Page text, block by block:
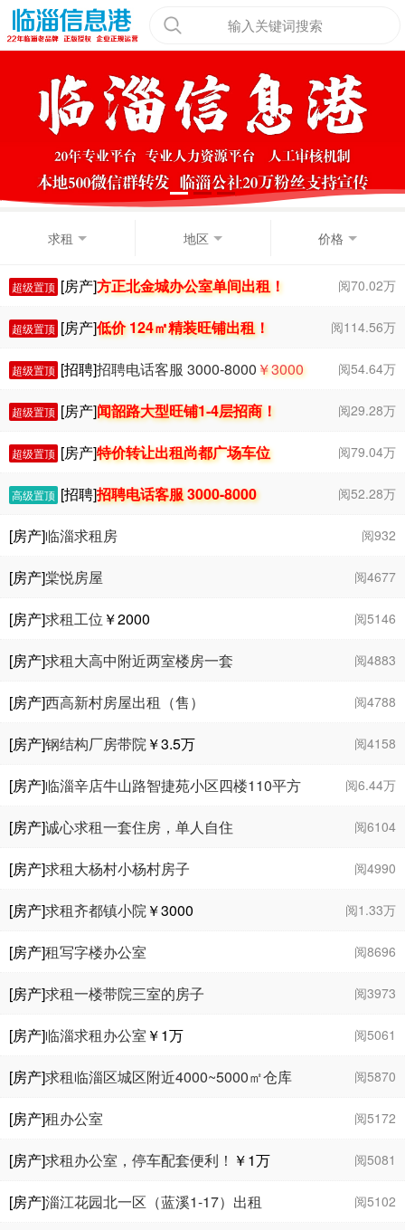
输入关键词搜索
求租 地区 价格
阅70.02万
超级置顶 [房产]方正北金城办公室单间出租！
阅114.56万
超级置顶 [房产]低价 124㎡精装旺铺出租！
阅54.64万
超级置顶 [招聘]招聘电话客服 3000-8000 ￥3000
- 7000
阅29.28万
超级置顶 [房产]闻韶路大型旺铺1-4层招商！
阅79.04万
超级置顶 [房产]特价转让出租尚都广场车位
阅52.28万
高级置顶 [招聘]招聘电话客服 3000-8000
阅932
[房产]临淄求租房
阅4677
[房产]棠悦房屋
阅5146
[房产]求租工位 ￥2000
阅4883
[房产]求租大高中附近两室楼房一套
阅4788
[房产]西高新村房屋出租（售）
阅4158
[房产]钢结构厂房带院￥3.5万
阅6.44万
[房产]临淄辛店牛山路智捷苑小区四楼110平方
阅6104
[房产]诚心求租一套住房，单人自住
阅4990
[房产]求租大杨村小杨村房子
阅1.33万
[房产]求租齐都镇小院￥3000
阅8696
[房产]租写字楼办公室
阅3973
[房产]求租一楼带院三室的房子
阅5061
[房产]临淄求租办公室 ￥1万
阅5870
[房产]求租临淄区城区附近4000~5000㎡仓库
阅5172
[房产]租办公室
阅5081
[房产]求租办公室，停车配套便利！ ￥1万
阅5102
[房产]淄江花园北一区（蓝溪1-17）出租